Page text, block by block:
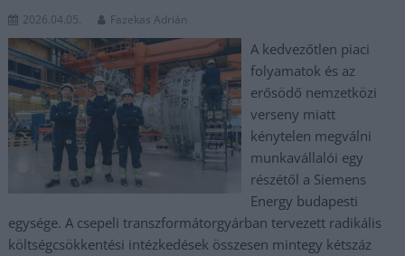
2026.04.05. Fazekas Adrián
A kedvezőtlen piaci
folyamatok és az
erősödő nemzetközi
verseny miatt
kénytelen megválni
munkavállalói egy
részétől a Siemens
Energy budapesti
egysége. A csepeli transzformátorgyárban tervezett radikális
költségcsökkentési intézkedések összesen mintegy kétszáz